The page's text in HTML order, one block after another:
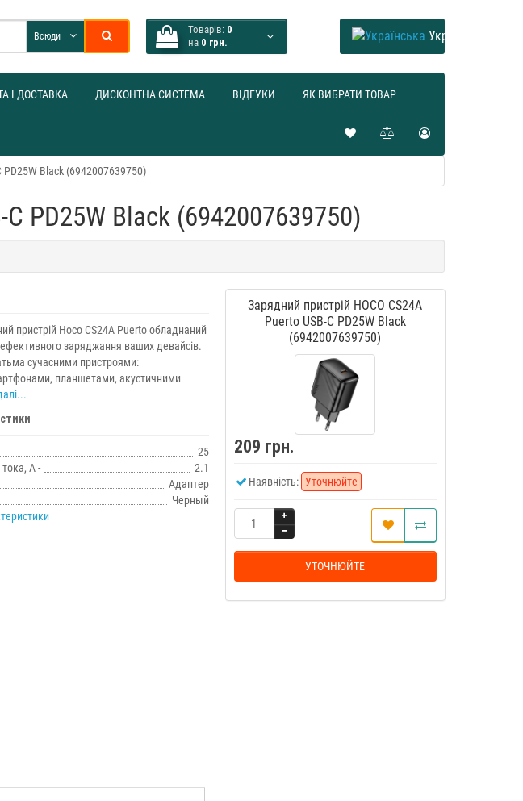
Товарів: 0
на 0 грн.
Всюди Українська
І ДОСТАВКА ДИСКОНТНА СИСТЕМА ВІДГУКИ ЯК ВИБРАТИ ТОВАР
PD25W Black (6942007639750)
PD25W Black (6942007639750)
пристрій Hoco CS24A Puerto обладнаний
заряджання ваших девайсів.
сучасними пристроями:
планшетами, акустичними
25
А -
2.1
Адаптер
Черный
Зарядний пристрій HOCO CS24A
Puerto USB-C PD25W Black
(6942007639750)
209 грн.
Наявність: Уточнюйте
УТОЧНЮЙТЕ